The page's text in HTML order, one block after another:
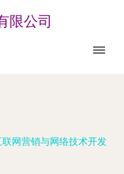
限公司
联网营销与网络技术开发